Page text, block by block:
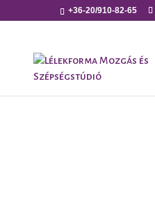
+36-20/910-82-65